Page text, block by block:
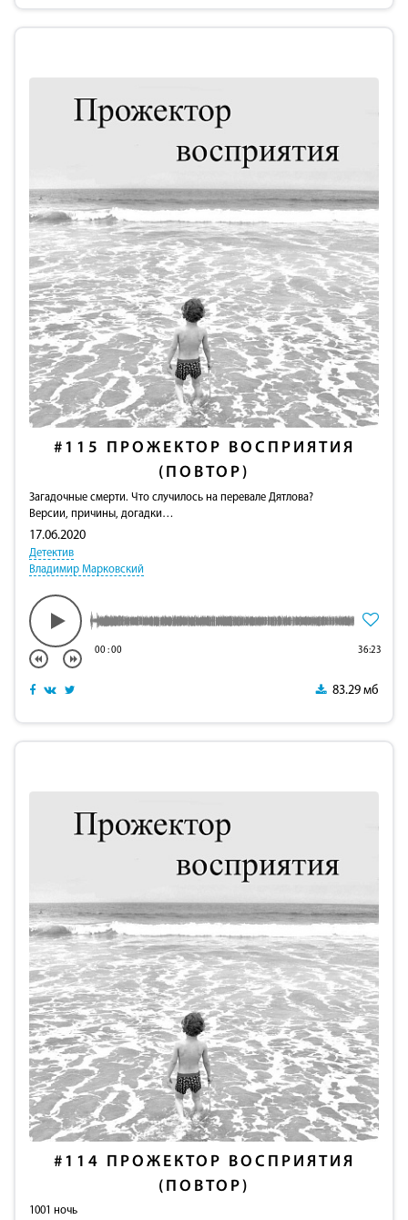
#115 ПРОЖЕКТОР ВОСПРИЯТИЯ
(ПОВТОР)
Загадочные смерти. Что случилось на перевале Дятлова?
Версии, причины, догадки…
17.06.2020
Детектив
Владимир Марковский
00:00 36:23
83.29 мб
#114
ПРОЖЕКТОР ВОСПРИЯТИЯ
(ПОВТОР)
1001 ночь